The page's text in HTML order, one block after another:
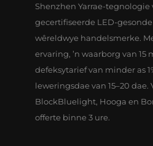
Shenzhen Yarrae-tegnologie
gecertifiseerde LED-
wêreldwye handelsmerke.
ervaring, ’n waarborg van 15
defeksytarief van minder as
leweringsdae van 15–20 dae.
BlockBluelight, Hooga en
offerte binne 3 ure.